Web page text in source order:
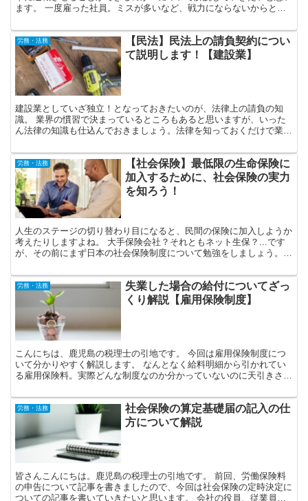
ます。 一度雇った社員。ミスが多いなど、戦力にならないからとい
労務・法務
【民法】民法上の請負契約につい
て説明します！【建設業】
建設業としていざ独立！となっておきたいのが、法律上の請負の知
識。 業界の慣習で決まっているところもあると思いますが、いった
ん法律の知識も仕込んでおきましょう。法律を知っておくだけで業界
労務・法務
【社会保険】最低限の生命保険に
加入するために、社会保険の実力
を知ろう！
人生のステージの切り替わり目になると、民間の保険に加入しようか
考えたりしますよね。 大手保険会社？それともネット生保？...です
が、その前にまず日本の社会保険制度について勉強をしましょう。
労務・法務
失業した場合の給付についてざっ
くり解説【雇用保険制度】
こんにちは、鹿児島の税理士の引地です。 今回は雇用保険制度につ
いて分かりやすく解説します。 なんとなく給料明細から引かれてい
る雇用保険料。実際どんな制度なのか分かっていないのに天引きされ
労務・法務
社会保険の算定基礎届の記入の仕
方について解説
皆さんこんにちは。鹿児島の税理士の引地です。 前回、労働保険料
の申告について記事を書きましたので、今回は社会保険の定時決定に
ついての記事を書いていきたいと思います。 会社の役員、従業員に